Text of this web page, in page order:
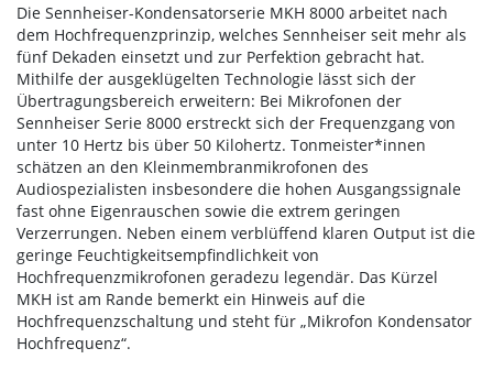
Die Sennheiser-Kondensatorserie MKH 8000 arbeitet nach
dem Hochfrequenzprinzip, welches Sennheiser seit mehr als
fünf Dekaden einsetzt und zur Perfektion gebracht hat.
Mithilfe der ausgeklügelten Technologie lässt sich der
Übertragungsbereich erweitern: Bei Mikrofonen der
Sennheiser Serie 8000 erstreckt sich der Frequenzgang von
unter 10 Hertz bis über 50 Kilohertz. Tonmeister*innen
schätzen an den Kleinmembranmikrofonen des
Audiospezialisten insbesondere die hohen Ausgangssignale
fast ohne Eigenrauschen sowie die extrem geringen
Verzerrungen. Neben einem verblüffend klaren Output ist die
geringe Feuchtigkeitsempfindlichkeit von
Hochfrequenzmikrofonen geradezu legendär. Das Kürzel
MKH ist am Rande bemerkt ein Hinweis auf die
Hochfrequenzschaltung und steht für „Mikrofon Kondensator
Hochfrequenz“.